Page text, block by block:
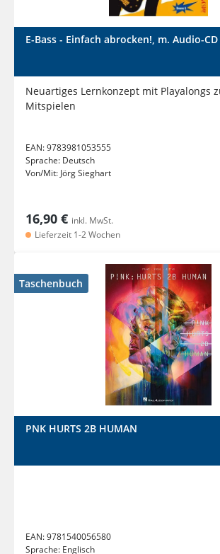
E-Bass - Einfach abrocken!, m. Audio-CD
Neuartiges Lernkonzept mit Playalongs
Mitspielen
EAN:9783981053555
Sprache: Deutsch
Von/Mit: Jörg Sieghart
16,90 € inkl. MwSt.
Lieferzeit 1-2 Wochen
Taschenbuch
PNK HURTS 2B HUMAN
EAN:9781540056580
Sprache: Englisch